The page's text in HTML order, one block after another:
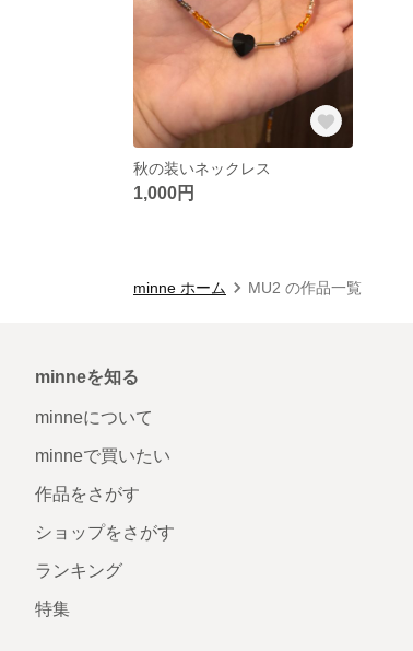
秋の装いネックレス
1,000円
minne ホーム MU2 の作品一覧
minneを知る
minneについて
minneで買いたい
作品をさがす
ショップをさがす
ランキング
特集